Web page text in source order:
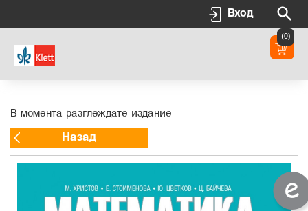
Вход
(0)
В момента разглеждате издание
Назад